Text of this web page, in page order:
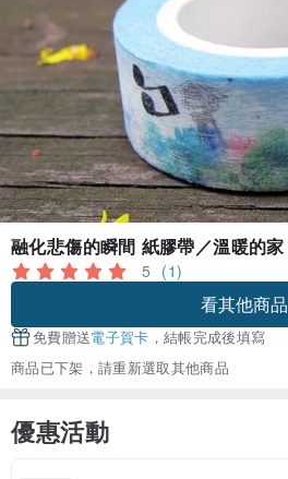
融化悲傷的瞬間 紙膠帶／溫暖的家
5 (1)
看其他商品
免費贈送電子賀卡 ，結帳完成後填寫
商品已下架，請重新選取其他商品
優惠活動